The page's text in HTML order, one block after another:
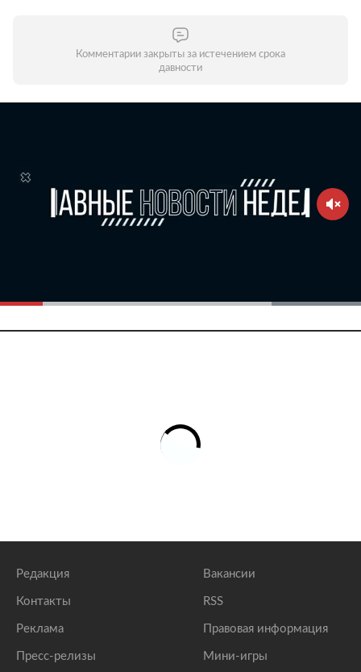
Комментарии закрыты за истечением срока
давности
Редакция
Контакты
Реклама
Пресс-релизы
Вакансии
RSS
Правовая информация
Мини-игры